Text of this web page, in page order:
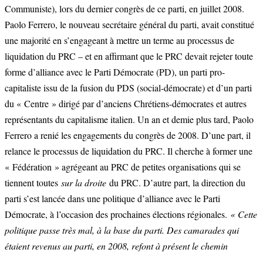
Communiste), lors du dernier congrès de ce parti, en juillet 2008.
Paolo Ferrero, le nouveau secrétaire général du parti, avait constitué
une majorité en s’engageant à mettre un terme au processus de
liquidation du PRC – et en affirmant que le PRC devait rejeter toute
forme d’alliance avec le Parti Démocrate (PD), un parti pro-
capitaliste issu de la fusion du PDS (social-démocrate) et d’un parti
du « Centre » dirigé par d’anciens Chrétiens-démocrates et autres
représentants du capitalisme italien. Un an et demie plus tard, Paolo
Ferrero a renié les engagements du congrès de 2008. D’une part, il
relance le processus de liquidation du PRC. Il cherche à former une
« Fédération » agrégeant au PRC de petites organisations qui se
tiennent toutes sur la droite du PRC. D’autre part, la direction du
parti s’est lancée dans une politique d’alliance avec le Parti
Démocrate, à l’occasion des prochaines élections régionales. « Cette
politique passe très mal, à la base du parti. Des camarades qui
étaient revenus au parti, en 2008, refont à présent le chemin